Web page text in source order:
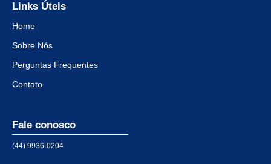
Links Úteis
Home
Sobre Nós
Perguntas Frequentes
Contato
Fale conosco
(44) 9936-0204